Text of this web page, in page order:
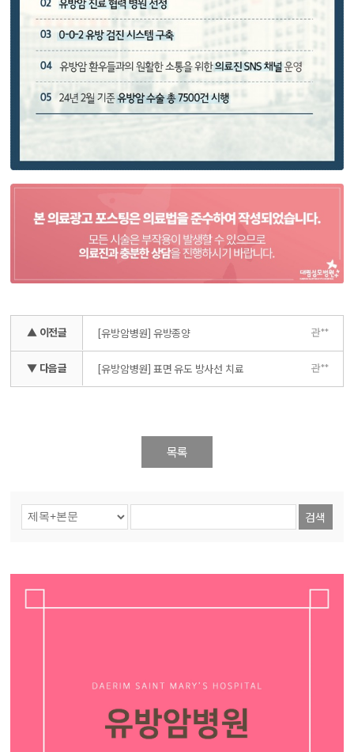
▲ 이전글 [유방암병원] 유방종양 관**
▼ 다음글 [유방암병원] 표면 유도 방사선 치료 관**
목록
검색